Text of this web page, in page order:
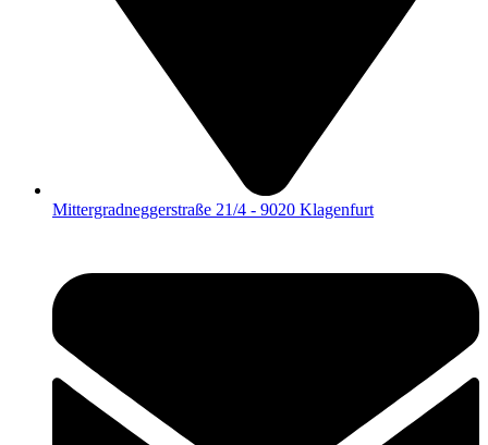
Mittergradneggerstraße 21/4 - 9020 Klagenfurt